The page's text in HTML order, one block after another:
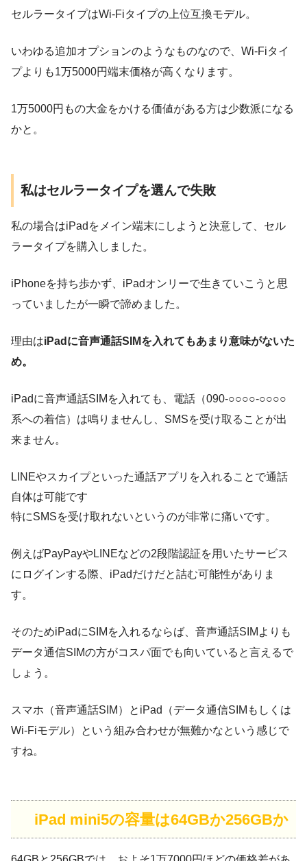
セルラータイプはWi-Fiタイプの上位互換モデル。
いわゆる追加オプションのようなものなので、Wi-Fiタイ
プよりも1万5000円端末価格が高くなります。
1万5000円もの大金をかける価値がある方は少数派になる
かと。
私はセルラータイプを選んで失敗
私の場合はiPadをメイン端末にしようと決意して、セル
ラータイプを購入しました。
iPhoneを持ち歩かず、iPadオンリーで生きていこうと思
っていましたが一瞬で諦めました。
理由はiPadに音声通話SIMを入れてもあまり意味がないた
め。
iPadに音声通話SIMを入れても、電話（090-○○○○-○○○○
系への着信）は鳴りませんし、SMSを受け取ることが出
来ません。
LINEやスカイプといった通話アプリを入れることで通話
自体は可能です
特にSMSを受け取れないというのが非常に痛いです。
例えばPayPayやLINEなどの2段階認証を用いたサービス
にログインする際、iPadだけだと詰む可能性がありま
す。
そのためiPadにSIMを入れるならば、音声通話SIMよりも
データ通信SIMの方がコスパ面でも向いていると言えるで
しょう。
スマホ（音声通話SIM）とiPad（データ通信SIMもしくは
Wi-Fiモデル）という組み合わせが無難かなという感じで
すね。
iPad mini5の容量は64GBか256GBか